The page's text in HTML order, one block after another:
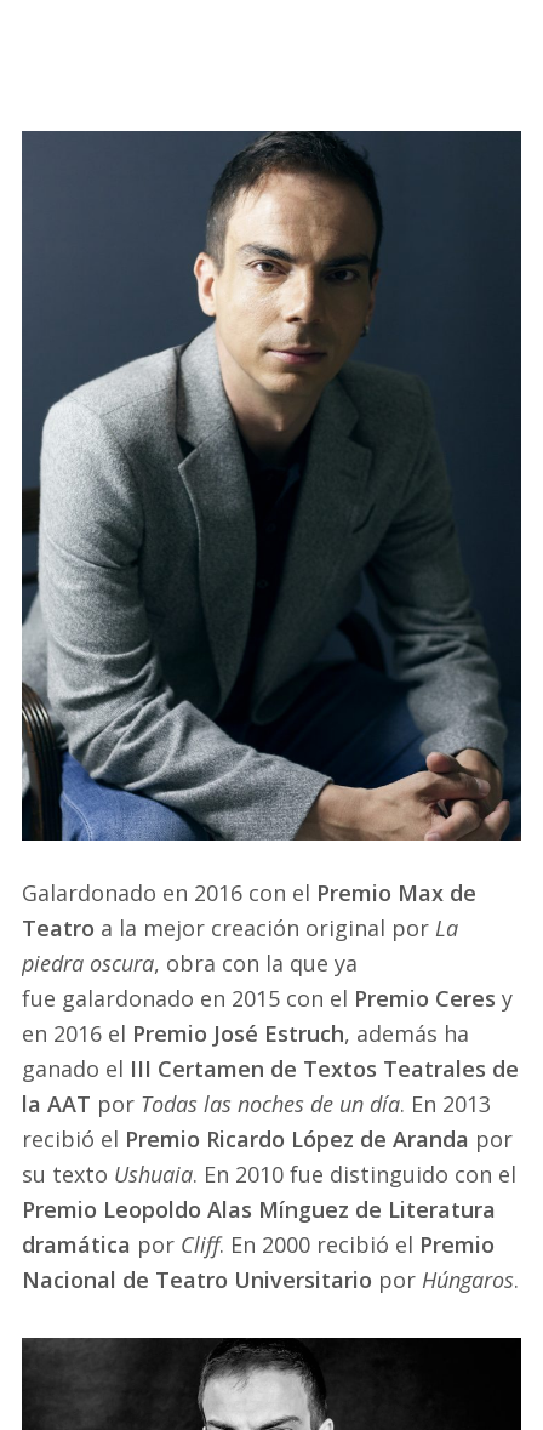
Galardonado en 2016 con el Premio Max de
Teatro a la mejor creación original por La
piedra oscura, obra con la que ya
fue galardonado en 2015 con el Premio Ceres y
en 2016 el Premio José Estruch, además ha
ganado el III Certamen de Textos Teatrales de
la AAT por Todas las noches de un día. En 2013
recibió el Premio Ricardo López de Aranda por
su texto Ushuaia. En 2010 fue distinguido con el
Premio Leopoldo Alas Mínguez de Literatura
dramática por Cliff. En 2000 recibió el Premio
Nacional de Teatro Universitario por Húngaros.